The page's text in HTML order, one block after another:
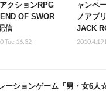
クションRPG
OF SWOR
信
Tue 16:32
ャンペ
ノアプ
JACK
2010.4.19
ーションゲーム『男・女6